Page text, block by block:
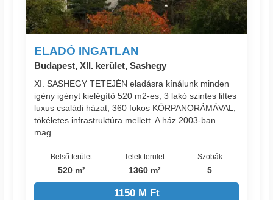
ELADÓ INGATLAN
Budapest, XII. kerület, Sashegy
XI. SASHEGY TETEJÉN eladásra kínálunk minden
igény igényt kielégítő 520 m2-es, 3 lakó szintes liftes
luxus családi házat, 360 fokos KÖRPANORÁMÁVAL,
tökéletes infrastruktúra mellett. A ház 2003-ban
mag...
Belső terület
520 m²
Telek terület
1360 m²
Szobák
5
1150 M Ft